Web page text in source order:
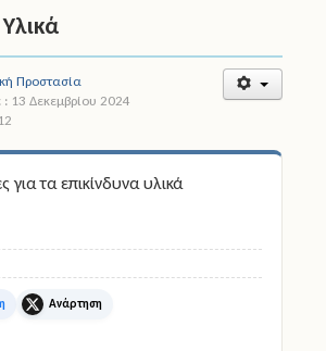
Προστασία
13 Δεκεμβρίου 2024
για τα επικίνδυνα υλικά
X